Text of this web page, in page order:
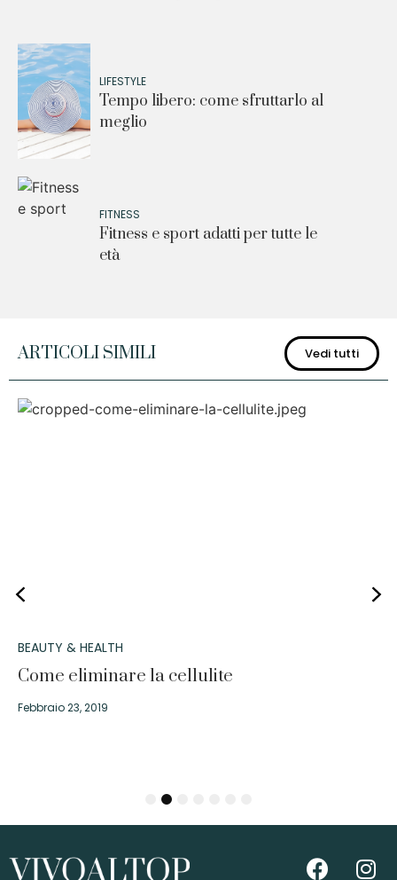
LIFESTYLE
Tempo libero: come sfruttarlo al
meglio
FITNESS
Fitness e sport adatti per tutte le
età
ARTICOLI SIMILI Vedi tutti
BEAUTY & HEALTH
Come eliminare la cellulite
Febbraio 23, 2019
5